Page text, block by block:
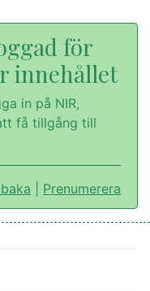
för
innehållet
in på NIR,
få tillgång till
Prenumerera